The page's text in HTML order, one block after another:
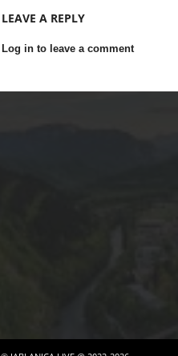
LEAVE A REPLY
Log in to leave a comment